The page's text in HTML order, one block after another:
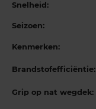
Snelheid:
Seizoen:
Kenmerken:
Brandstofefficiëntie:
Grip op nat wegdek: